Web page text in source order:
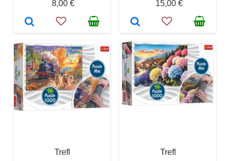
8,00 €
15,00 €
Trefl Trefl